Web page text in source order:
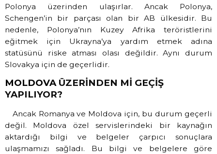
Polonya üzerinden ulaşırlar. Ancak Polonya,
Schengen’in bir parçası olan bir AB ülkesidir. Bu
nedenle, Polonya’nın Kuzey Afrika teröristlerini
eğitmek için Ukrayna’ya yardım etmek adına
statüsünü riske atması olası değildir. Aynı durum
Slovakya için de geçerlidir.
MOLDOVAÜZERİNDEN Mİ GEÇİŞ
YAPILIYOR?
Ancak Romanya ve Moldova için, bu durum geçerli
değil. Moldova özel servislerindeki bir kaynağın
aktardığı bilgi ve belgeler çarpıcı sonuçlara
ulaşmamızı sağladı. Bu bilgi ve belgelere göre